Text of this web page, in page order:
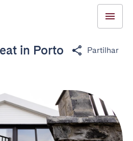
in Porto
Partilhar